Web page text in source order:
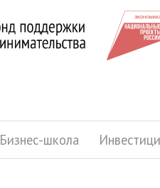
Бизнес-школа